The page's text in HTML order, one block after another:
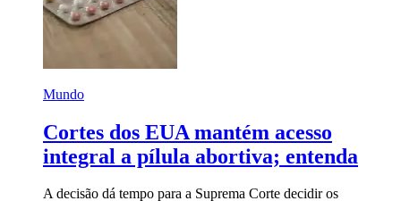
Mundo
Cortes dos EUA mantém acesso
integral a pílula abortiva; entenda
A decisão dá tempo para a Suprema Corte decidir os